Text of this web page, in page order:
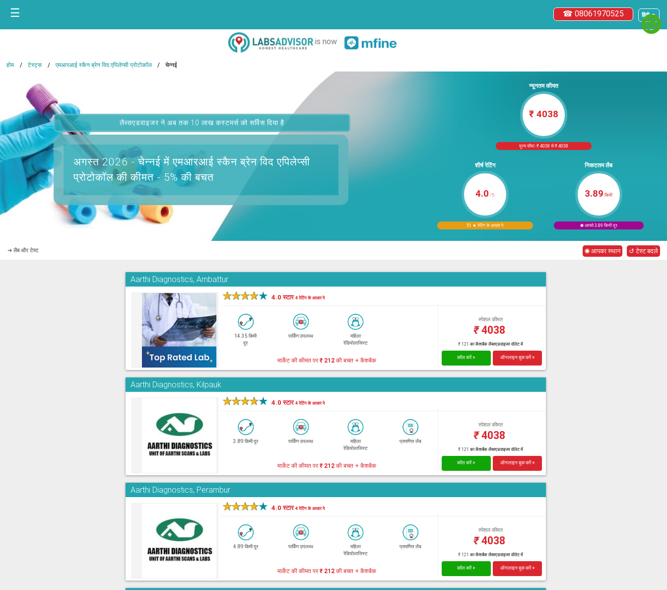
हिंदी ▼
☎ 08061970525
☰
is now
होम टेस्ट्स एमआरआई स्कैन ब्रेन विद एपिलेप्सी प्रोटोकॉल चेन्नई
लैब्सएडवाइजर ने अब तक 10 लाख कस्टमर्स को सर्विस दिया है
अगस्त 2026 -चेन्नई में एमआरआई स्कैन ब्रेन विद एपिलेप्सी
प्रोटोकॉलकी कीमत - 5% की बचत
न्यूनतम कीमत
₹ 4038
मूल्य सीमा: ₹ 4038 से ₹ 4038
शीर्ष रेटिंग
4.0 /5
51 ★ रेटिंग के आधार पे
निकटतम लैब
3.89 किमी
◉ आपसे 3.89 किमी दूर
➜ लैब और टेस्ट ◉ आपका स्थान ↺ टेस्ट बदले
Aarthi Diagnostics, Ambattur
★★★★★ 4.0 स्टार4 रेटिंग के आधार पे
14.35 किमी
दूर
पार्किंग उपलब्ध
महिला
रेडियोलाजिस्ट
स्पेशल कीमत
₹4038
₹ 121 का कैशबैक लैब्सएडवाइजर वॉलेट में
मार्केट की कीमत पर₹ 212 की बचत + कैशबैक कॉल करें > ऑनलाइन बुक करें >
Aarthi Diagnostics, Kilpauk
★★★★★ 4.0 स्टार4 रेटिंग के आधार पे
3.89 किमी दूर पार्किंग उपलब्ध
महिला
रेडियोलाजिस्ट
प्रमाणित लैब
स्पेशल कीमत
₹4038
₹ 121 का कैशबैक लैब्सएडवाइजर वॉलेट में
मार्केट की कीमत पर₹ 212 की बचत + कैशबैक कॉल करें > ऑनलाइन बुक करें >
Aarthi Diagnostics, Perambur
★★★★★ 4.0 स्टार4 रेटिंग के आधार पे
4.89 किमी दूर पार्किंग उपलब्ध
महिला
रेडियोलाजिस्ट
प्रमाणित लैब
स्पेशल कीमत
₹4038
₹ 121 का कैशबैक लैब्सएडवाइजर वॉलेट में
मार्केट की कीमत पर₹ 212 की बचत + कैशबैक कॉल करें > ऑनलाइन बुक करें >